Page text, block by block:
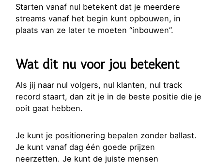
Starten vanaf nul betekent dat je meerdere
streams vanaf het begin kunt opbouwen, in
plaats van ze later te moeten “inbouwen”.
Wat dit nu voor jou betekent
Als jij naar nul volgers, nul klanten, nul track
record staart, dan zit je in de beste positie die je
ooit gaat hebben.
Je kunt je positionering bepalen zonder ballast.
Je kunt vanaf dag één goede prijzen
neerzetten. Je kunt de juiste mensen